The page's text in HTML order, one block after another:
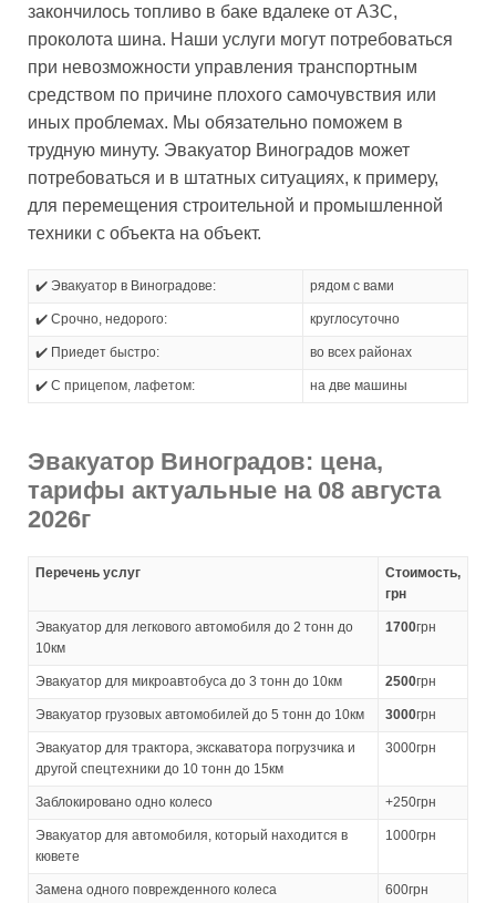
закончилось топливо в баке вдалеке от АЗС,
проколота шина. Наши услуги могут потребоваться
при невозможности управления транспортным
средством по причине плохого самочувствия или
иных проблемах. Мы обязательно поможем в
трудную минуту. Эвакуатор Виноградов может
потребоваться и в штатных ситуациях, к примеру,
для перемещения строительной и промышленной
техники с объекта на объект.
✔️ Эвакуатор в Виноградове: рядом с вами
✔️ Срочно, недорого: круглосуточно
✔️ Приедет быстро: во всех районах
✔️ С прицепом, лафетом: на две машины
Эвакуатор Виноградов: цена,
тарифы актуальные на 08 августа
2026г
Перечень услуг
Стоимость,
грн
Эвакуатор для легкового автомобиля до 2 тонн до
10км
1700грн
Эвакуатор для микроавтобуса до 3 тонн до 10км 2500грн
Эвакуатор грузовых автомобилей до 5 тонн до 10км 3000грн
Эвакуатор для трактора, экскаватора погрузчика и
другой спецтехники до 10 тонн до 15км
3000грн
Заблокировано одно колесо +250грн
Эвакуатор для автомобиля, который находится в
кювете
1000грн
Замена одного поврежденного колеса 600грн